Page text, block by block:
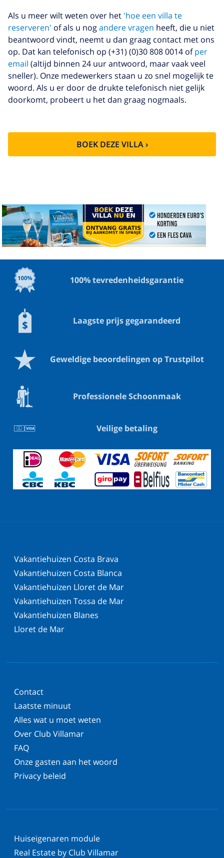
betalen bij aankomst
Handdoeken
US$ 8,80 per persoon , te
betalen bij aankomst
Babybedje
US$ 4,19 per dag
Huisdieren
US$ 10,05 per dag
Extra beddengoed
US$ 17,59 per persoon , te
betalen bij aankomst
betalen bij aankomst
US$ 113,75
Als u meer wilt weten over het 'hoe een villa te
reserveren' of als u nogandere vragen heeft, die u niet
beantwoord vindt, neemt u dan graag contact met ons
op. Dat kan telefonisch op (+31) (0)30 808 0014 ofper
email (altijd binnen 24 uur antwoord, maar vaak veel
sneller). Onze medewerkers staan u zo snel mogelijk te
woord. Als u er door de drukte telefonisch niet gelijk
doorkomt, probeert u het dan graag nogmaals.
BOEK DEZE VILLA ›
100% tevredenheidsgarantie
Laagste prijs gegarandeerd
Geweldige beoordelingen op Trustpilot
Professionele Schoonmaak
Veilige betaling
Vakantiehuizen Costa Brava
Vakantiehuizen Costa Blanca
Vakantiehuizen Lloret de Mar
Vakantiehuizen Tossa de Mar
Vakantiehuizen Blanes
Lloret de Mar
Contact
Laatste minuut
Alles wat u moet weten
Over Club Villamar
FAQ
Onze gasten aan het woord
Privacy beleid
Huiseigenaren module
Real Estate by Club Villamar